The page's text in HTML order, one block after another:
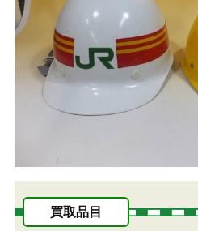
買取品目